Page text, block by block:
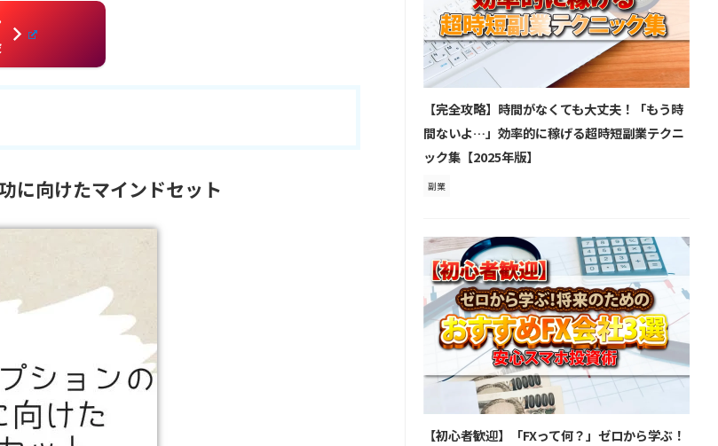
に向けたマインドセット
【完全攻略】時間がなくても大丈夫！「もう時
間ないよ…」効率的に稼げる超時短副業テクニ
ック集【2025年版】
副業
【初心者歓迎】「FXって何？」ゼロから学ぶ！